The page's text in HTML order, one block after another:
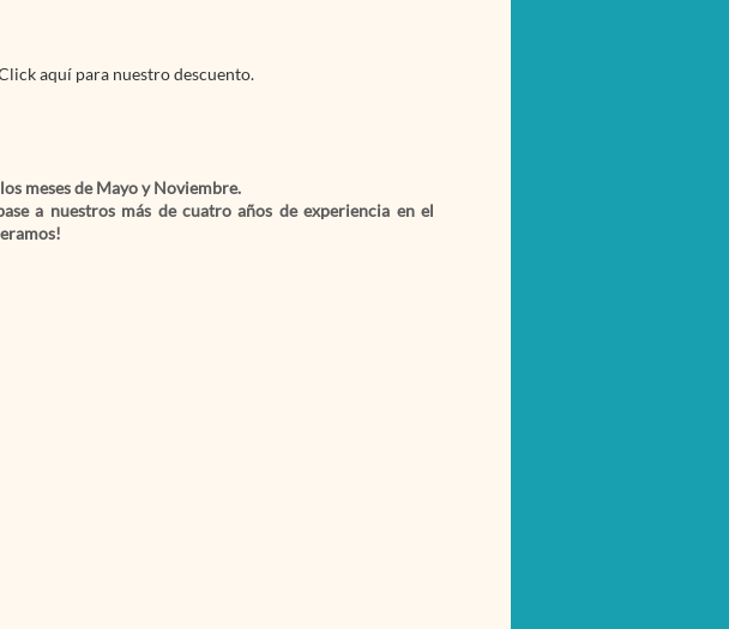
aquí para nuestro descuento.
meses de Mayo y Noviembre.
a nuestros más de cuatro años de experiencia en el